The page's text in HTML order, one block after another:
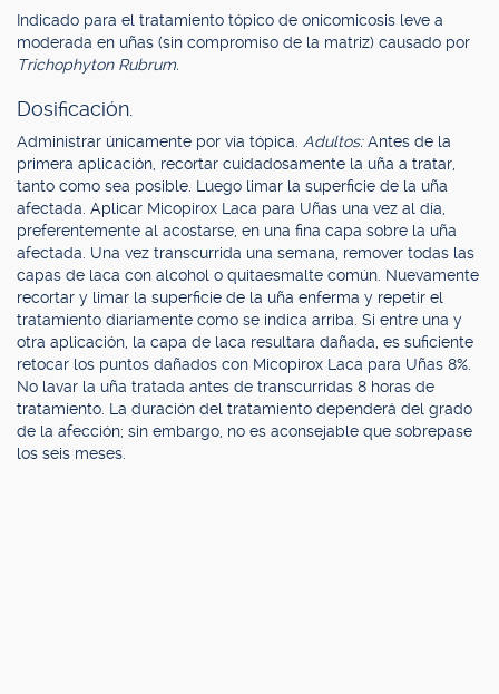
Indicado para el tratamiento tópico de onicomicosis leve a
moderada en uñas (sin compromiso de la matriz) causado por
Trichophyton Rubrum.
Dosificación.
Administrar únicamente por vía tópica. Adultos:Antes de la
primera aplicación, recortar cuidadosamente la uña a tratar,
tanto como sea posible. Luego limar la superficie de la uña
afectada. Aplicar Micopirox Laca para Uñas una vez al día,
preferentemente al acostarse, en una fina capa sobre la uña
afectada. Una vez transcurrida una semana, remover todas las
capas de laca con alcohol o quitaesmalte común. Nuevamente
recortar y limar la superficie de la uña enferma y repetir el
tratamiento diariamente como se indica arriba. Si entre una y
otra aplicación, la capa de laca resultara dañada, es suficiente
retocar los puntos dañados con Micopirox Laca para Uñas 8%.
No lavar la uña tratada antes de transcurridas 8 horas de
tratamiento. La duración del tratamiento dependerá del grado
de la afección; sin embargo, no es aconsejable que sobrepase
los seis meses.